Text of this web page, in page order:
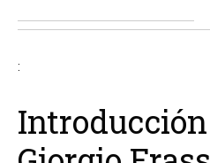
:
Introducción